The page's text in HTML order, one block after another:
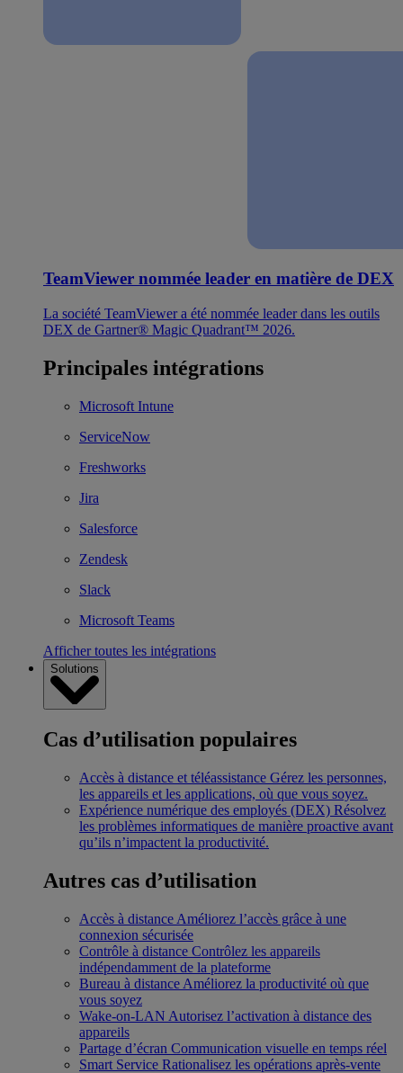
TeamViewer nommée leader en matière de DEX
La société TeamViewer a été nommée leader dans les outils
DEX de Gartner® Magic Quadrant™ 2026.
Principales intégrations
Microsoft Intune
ServiceNow
Freshworks
Jira
Salesforce
Zendesk
Slack
Microsoft Teams
Afficher toutes les intégrations
Solutions
Cas d’utilisation populaires
Accès à distance et téléassistance Gérez les personnes,
les appareils et les applications, où que vous soyez.
Expérience numérique des employés (DEX) Résolvez
les problèmes informatiques de manière proactive avant
qu’ils n’impactent la productivité.
Autres cas d’utilisation
Accès à distance Améliorez l’accès grâce à une
connexion sécurisée
Contrôle à distance Contrôlez les appareils
indépendamment de la plateforme
Bureau à distance Améliorez la productivité où que
vous soyez
Wake-on-LAN Autorisez l’activation à distance des
appareils
Partage d’écran Communication visuelle en temps réel
Smart Service Rationalisez les opérations après-vente